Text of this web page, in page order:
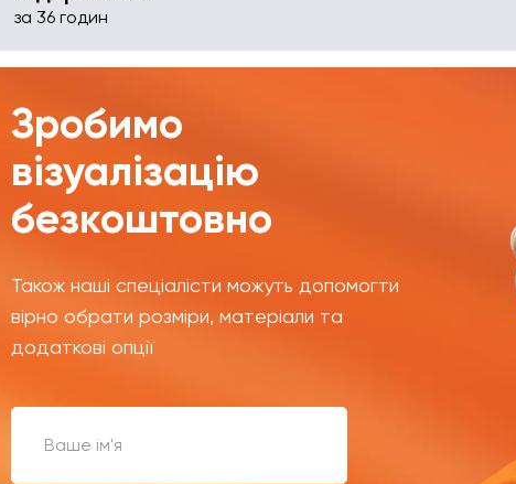
за 36 годин
Зробимо
візуалізацію
безкоштовно
Також наші спеціалісти можуть допомогти
вірно обрати розміри, матеріали та
додаткові опції